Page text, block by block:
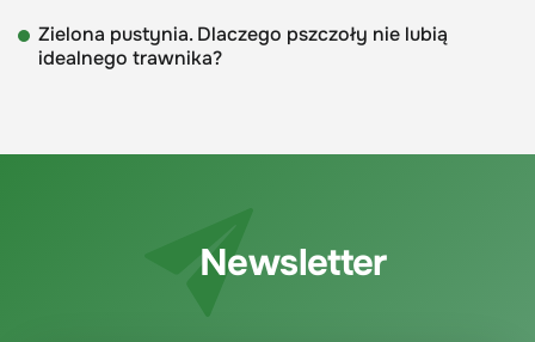
Zielona pustynia. Dlaczego pszczoły nie lubią
idealnego trawnika?
Newsletter